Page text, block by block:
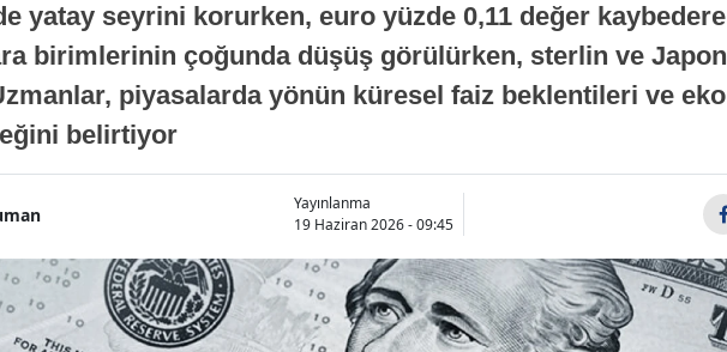
yatay seyrini korurken, euro yüzde 0,11 değer
birimlerinin çoğunda düşüş görülürken, sterlin ve Japon
piyasalarda yönün küresel faiz beklentileri ve
belirtiyor
Yayınlanma
19 Haziran 2026 - 09:45